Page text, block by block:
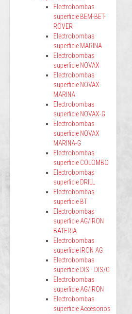
Electrobombas
superficie BEM-BET-
ROVER
Electrobombas
superficie MARINA
Electrobombas
superficie NOVAX
Electrobombas
superficie NOVAX-
MARINA
Electrobombas
superficie NOVAX-G
Electrobombas
superficie NOVAX
MARINA-G
Electrobombas
superficie COLOMBO
Electrobombas
superficie DRILL
Electrobombas
superficie BT
Electrobombas
superficie AG/IRON
BATERIA
Electrobombas
superficie IRON AG
Electrobombas
superficie DIS - DIS/G
Electrobombas
superficie AG/IRON
Electrobombas
superficie Accesorios